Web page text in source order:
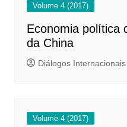
Volume 4 (2017)
Economia política
da China
Diálogos Internacionais
Volume 4 (2017)